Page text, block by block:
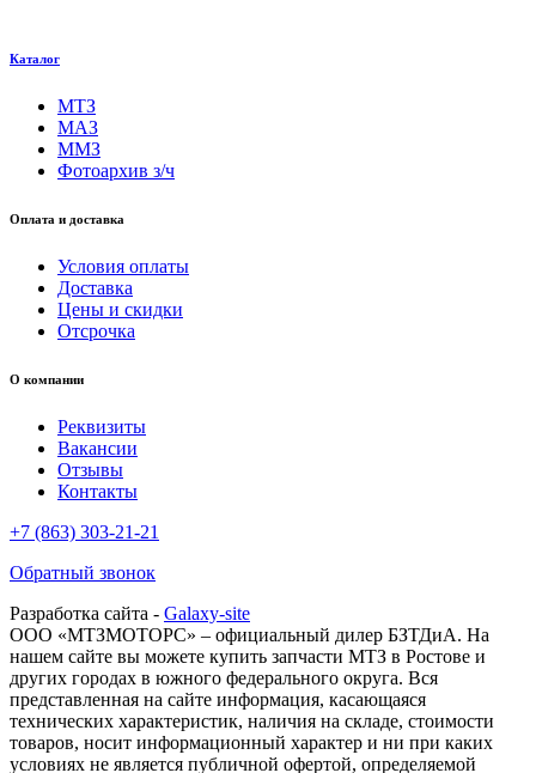
Каталог
МТЗ
МАЗ
ММЗ
Фотоархив з/ч
Оплата и доставка
Условия оплаты
Доставка
Цены и скидки
Отсрочка
О компании
Реквизиты
Вакансии
Отзывы
Контакты
+7 (863) 303-21-21
Обратный звонок
Разработка сайта - Galaxy-site
ООО «МТЗМОТОРС» – официальный дилер БЗТДиА. На
нашем сайте вы можете купить запчасти МТЗ в Ростове и
других городах в южного федерального округа. Вся
представленная на сайте информация, касающаяся
технических характеристик, наличия на складе, стоимости
товаров, носит информационный характер и ни при каких
условиях не является публичной офертой, определяемой